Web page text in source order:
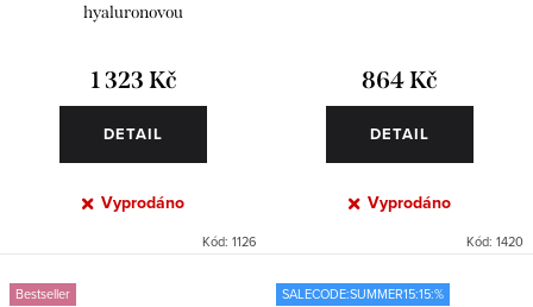
hyaluronovou
1 323 Kč
DETAIL
Vyprodáno
Kód: 1126
864 Kč
DETAIL
Vyprodáno
Kód: 1420
Bestseller
SALECODE:SUMMER15:15:%